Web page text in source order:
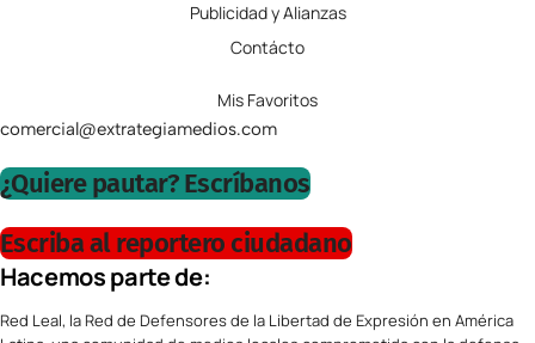
Publicidad y Alianzas
Contácto
Mis Favoritos
comercial@extrategiamedios.com
¿Quiere pautar? Escríbanos
Escriba al reportero ciudadano
Hacemos parte de:
Red Leal, la Red de Defensores de la Libertad de Expresión en América